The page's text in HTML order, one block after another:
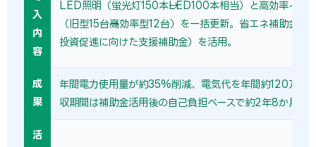
入
内
容
LED照明（蛍光灯150本→LED100本相当）と高効率イン
（旧型15台→高効率型12台）を一括更新。省エネ補助金（
投資促進に向けた支援補助金）を活用。
成
果
年間電力使用量が約35%削減、電気代を年間約120万円
収期間は補助金活用後の自己負担ベースで約2年8か月。
活